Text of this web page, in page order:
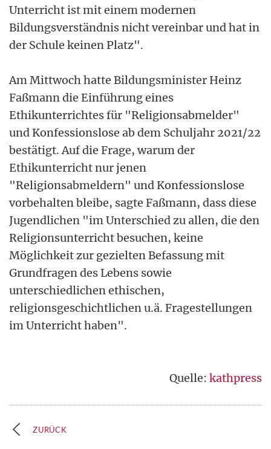
Unterricht ist mit einem modernen
Bildungsverständnis nicht vereinbar und hat in
der Schule keinen Platz".
Am Mittwoch hatte Bildungsminister Heinz
Faßmann die Einführung eines
Ethikunterrichtes für "Religionsabmelder"
und Konfessionslose ab dem Schuljahr 2021/22
bestätigt. Auf die Frage, warum der
Ethikunterricht nur jenen
"Religionsabmeldern" und Konfessionslose
vorbehalten bleibe, sagte Faßmann, dass diese
Jugendlichen "im Unterschied zu allen, die den
Religionsunterricht besuchen, keine
Möglichkeit zur gezielten Befassung mit
Grundfragen des Lebens sowie
unterschiedlichen ethischen,
religionsgeschichtlichen u.ä. Fragestellungen
im Unterricht haben".
Quelle: kathpress
ZURÜCK